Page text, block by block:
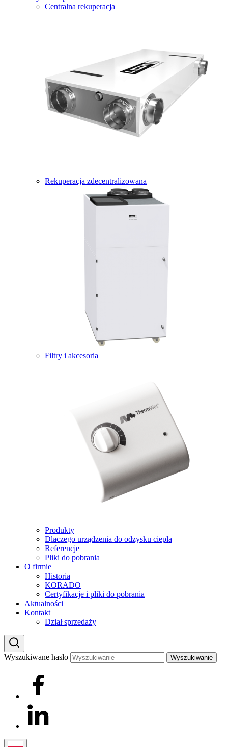
Centralna rekuperacja
Rekuperacja zdecentralizowana
Filtry i akcesoria
Produkty
Dlaczego urządzenia do odzysku ciepła
Referencje
Pliki do pobrania
O firmie
Historia
KORADO
Certyfikacje i pliki do pobrania
Aktualności
Kontakt
Dział sprzedaży
Wyszukiwane hasło Wyszukiwanie